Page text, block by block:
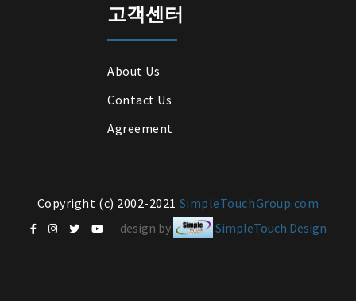
고객센터
About Us
Contact Us
Agreement
Copyright (c) 2002-2021 SimpleTouchGroup.com
design by
SimpleTouch Design